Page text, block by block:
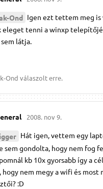
Ond Igen ezt tettem meg is
eleget tenni a winxp
látja.
Ond válaszolt erre.
2008. nov 9.
Hát igen, vettem egy
sem gondolta, hogy nem fog
kb 10x gyorsabb így a
hogy nem megy a wifi és most
:D